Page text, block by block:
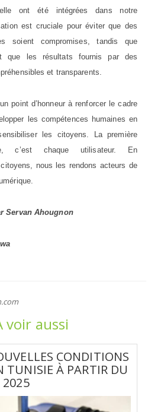
ont été intégrées dans notre
est cruciale pour éviter que des
soient compromises, tandis que
que les résultats fournis par des
et transparents.
point d’honneur à renforcer le cadre
les compétences humaines en
les citoyens. La première
c’est chaque utilisateur. En
nous les rendons acteurs de
Servan Ahougnon
voir aussi
CONDITIONS
TUNISIE À PARTIR DU
2025